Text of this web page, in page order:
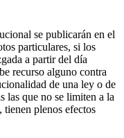
se publicarán en el
particulares, si los
a partir del día
recurso alguno contra
de una ley o de
las que no se limiten a la
tienen plenos efectos